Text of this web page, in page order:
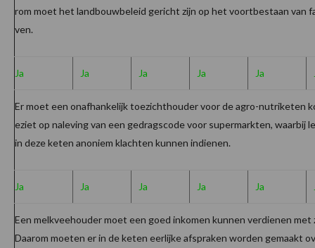
rom moet het landbouwbeleid gericht zijn op het voortbestaan van
ven.
Ja Ja Ja Ja Ja
Er moet een onafhankelijk toezichthouder voor de agro-nutriketen
eziet op naleving van een gedragscode voor supermarkten, waarbij
in deze keten anoniem klachten kunnen indienen.
Ja Ja Ja Ja Ja
Een melkveehouder moet een goed inkomen kunnen verdienen met
Daarom moeten er in de keten eerlijke afspraken worden gemaakt